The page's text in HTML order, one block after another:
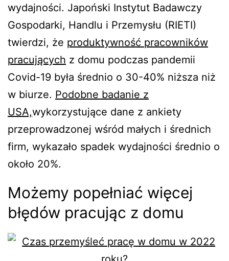
wydajności. Japoński Instytut Badawczy
Gospodarki, Handlu i Przemysłu (RIETI)
twierdzi, że produktywność pracowników
pracujących z domu podczas pandemii
Covid-19 była średnio o 30-40% niższa niż
w biurze. Podobne badanie z
USA,wykorzystujące dane z ankiety
przeprowadzonej wśród małych i średnich
firm, wykazało spadek wydajności średnio o
około 20%.
Możemy popełniać więcej
błędów pracując z domu